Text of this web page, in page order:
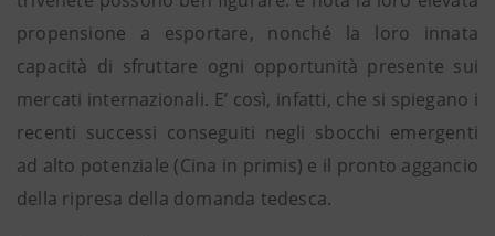
propensione a esportare, nonché la loro innata
capacità di sfruttare ogni opportunità presente sui
mercati internazionali. E’ così, infatti, che si spiegano i
recenti successi conseguiti negli sbocchi emergenti
ad alto potenziale (Cina in primis) e il pronto aggancio
della ripresa della domanda tedesca.